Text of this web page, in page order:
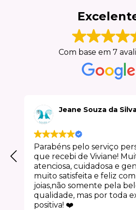
Com base em 7
Jeane Souza da
Parabéns pelo serviço
que recebi de Viviane!
atenciosa, cuidadosa e
muito satisfeita e feliz
joias,não somente pela
qualidade, mas por toda
positiva! ❤️